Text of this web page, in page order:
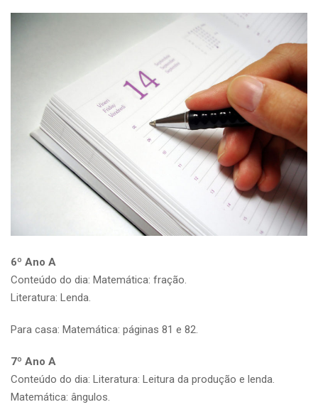
6º Ano A
Conteúdo do dia: Matemática: fração.
Literatura: Lenda.
Para casa: Matemática: páginas 81 e 82.
7º Ano A
Conteúdo do dia: Literatura: Leitura da produção e lenda.
Matemática: ângulos.